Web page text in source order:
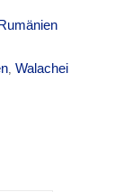
,Walachei